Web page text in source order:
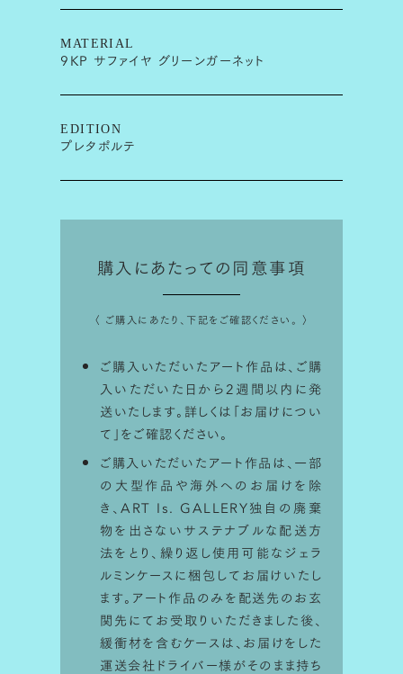
MATERIAL
9KP サファイヤ グリーンガーネット
EDITION
プレタポルテ
購入にあたっての同意事項
〈 ご購入にあたり、下記をご確認ください。 〉
ご購入いただいたアート作品は、ご購
入いただいた日から2週間以内に発
送いたします。詳しくは「お届けについ
て 」をご確認ください。
ご購入いただいたアート作品は、一部
の大型作品や海外へのお届けを除
き、ART Is. GALLERY独自の廃棄
物を出さないサステナブルな配送方
法をとり、繰り返し使用可能なジェラ
ルミンケースに梱包してお届けいたし
ます。アート作品のみを配送先のお玄
関先にてお受取りいただきました後、
緩衝材を含むケースは、お届けをした
運送会社ドライバー様がそのまま持ち